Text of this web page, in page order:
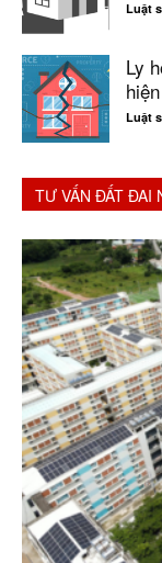
Luật
Ly
Luật
TƯ VẤN ĐẤT ĐAI